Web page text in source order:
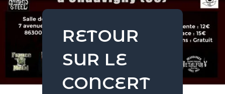
RETOUR
SUR LE
CONCERT